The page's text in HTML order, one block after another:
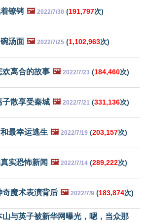
镣铐 🖼️ 2022/7/30 (191,797次)
汤面 🖼️ 2022/7/25 (1,102,963次)
欢离合的故事 🖼️ 2022/7/23 (184,460次)
子散享受秦城 🖼️ 2022/7/21 (331,136次)
最幸运逃生 🖼️ 2022/7/19 (203,157次)
实恐怖新闻 🖼️ 2022/7/14 (289,222次)
奇魔术表演背后 🖼️ 2022/7/9 (183,874次)
与英子被新华网曝光，嗯，当众那